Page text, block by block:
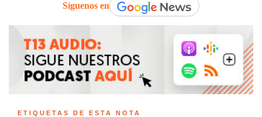
Síguenos en
ETIQUETAS DE ESTA NOTA